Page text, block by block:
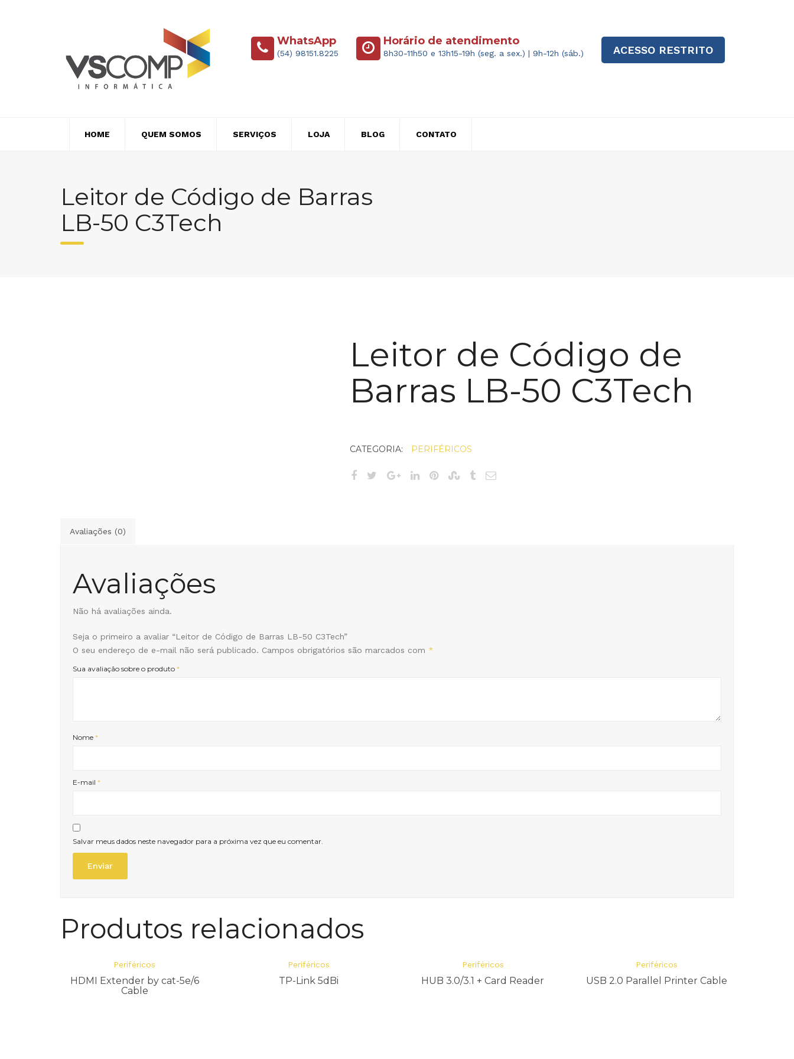
ACESSO RESTRITO
Horário de atendimento
8h30-11h50 e 13h15-19h (seg. a sex.) | 9h-12h (sáb.)
WhatsApp
(54) 98151.8225
HOME QUEM SOMOS SERVIÇOS LOJA BLOG CONTATO
Leitor de Código de Barras
LB-50 C3Tech
Leitor de Código de
Barras LB-50 C3Tech
CATEGORIA: PERIFÉRICOS
Avaliações (0)
Avaliações
Não há avaliações ainda.
Seja o primeiro a avaliar “Leitor de Código de Barras LB-50 C3Tech”
O seu endereço de e-mail não será publicado. Campos obrigatórios são marcados com *
Sua avaliação sobre o produto *
Nome *
E-mail *
Salvar meus dados neste navegador para a próxima vez que eu comentar.
Produtos relacionados
Periféricos
HDMI Extender by cat-5e/6
Cable
Periféricos
TP-Link 5dBi
Periféricos
HUB 3.0/3.1 + Card Reader
Periféricos
USB 2.0 Parallel Printer Cable